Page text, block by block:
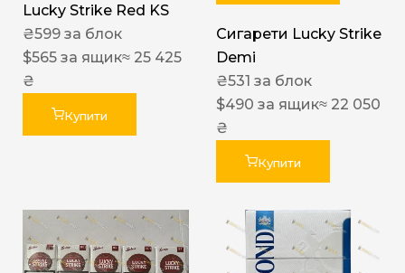
Lucky Strike Red KS
₴599 за блок
$565 за ящик≈ 25 425
₴
Купити
Сигарети Lucky Strike
Demi
₴531 за блок
$490 за ящик≈ 22 050
₴
Купити